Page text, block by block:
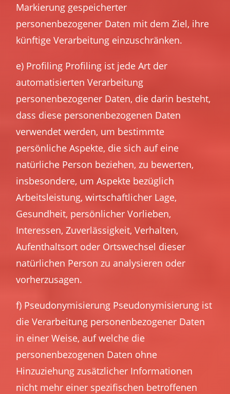
Markierung gespeicherter
personenbezogener Daten mit dem Ziel, ihre
künftige Verarbeitung einzuschränken.
e) Profiling Profiling ist jede Art der
automatisierten Verarbeitung
personenbezogener Daten, die darin besteht,
dass diese personenbezogenen Daten
verwendet werden, um bestimmte
persönliche Aspekte, die sich auf eine
natürliche Person beziehen, zu bewerten,
insbesondere, um Aspekte bezüglich
Arbeitsleistung, wirtschaftlicher Lage,
Gesundheit, persönlicher Vorlieben,
Interessen, Zuverlässigkeit, Verhalten,
Aufenthaltsort oder Ortswechsel dieser
natürlichen Person zu analysieren oder
vorherzusagen.
f) Pseudonymisierung Pseudonymisierung ist
die Verarbeitung personenbezogener Daten
in einer Weise, auf welche die
personenbezogenen Daten ohne
Hinzuziehung zusätzlicher Informationen
nicht mehr einer spezifischen betroffenen